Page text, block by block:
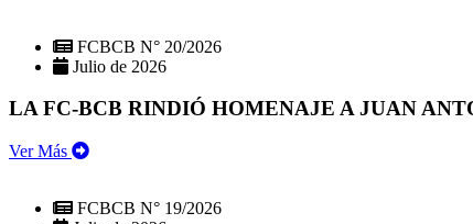
FCBCB N° 20/2026
Julio de 2026
LA FC-BCB RINDIÓ HOMENAJE A JUAN
Ver Más
FCBCB N° 19/2026